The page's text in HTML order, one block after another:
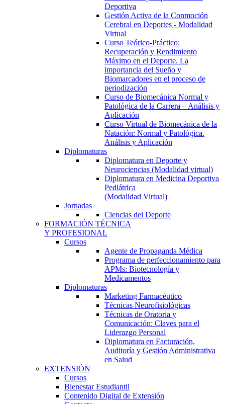
Deportiva
Gestión Activa de la Conmoción
Cerebral en Deportes - Modalidad
Virtual
Curso Teórico-Práctico:
Recuperación y Rendimiento
Máximo en el Deporte. La
importancia del Sueño y
Biomarcadores en el proceso de
periodización
Curso de Biomecánica Normal y
Patológica de la Carrera – Análisis y
Aplicación
Curso Virtual de Biomecánica de la
Natación: Normal y Patológica.
Análisis y Aplicación
Diplomaturas
Diplomatura en Deporte y
Neurociencias (Modalidad virtual)
Diplomatura en Medicina Deportiva
Pediátrica
(Modalidad Virtual)
Jornadas
Ciencias del Deporte
FORMACIÓN TÉCNICA
Y PROFESIONAL
Cursos
Agente de Propaganda Médica
Programa de perfeccionamiento para
APMs: Biotecnología y
Medicamentos
Diplomaturas
Marketing Farmacéutico
Técnicas Neurofisiológicas
Técnicas de Oratoria y
Comunicación: Claves para el
Liderazgo Personal
Diplomatura en Facturación,
Auditoría y Gestión Administrativa
en Salud
EXTENSIÓN
Cursos
Bienestar Estudiantil
Contenido Digital de Extensión